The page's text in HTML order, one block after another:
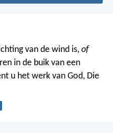
van de wind is, of
in de buik van een
u het werk van God, Die